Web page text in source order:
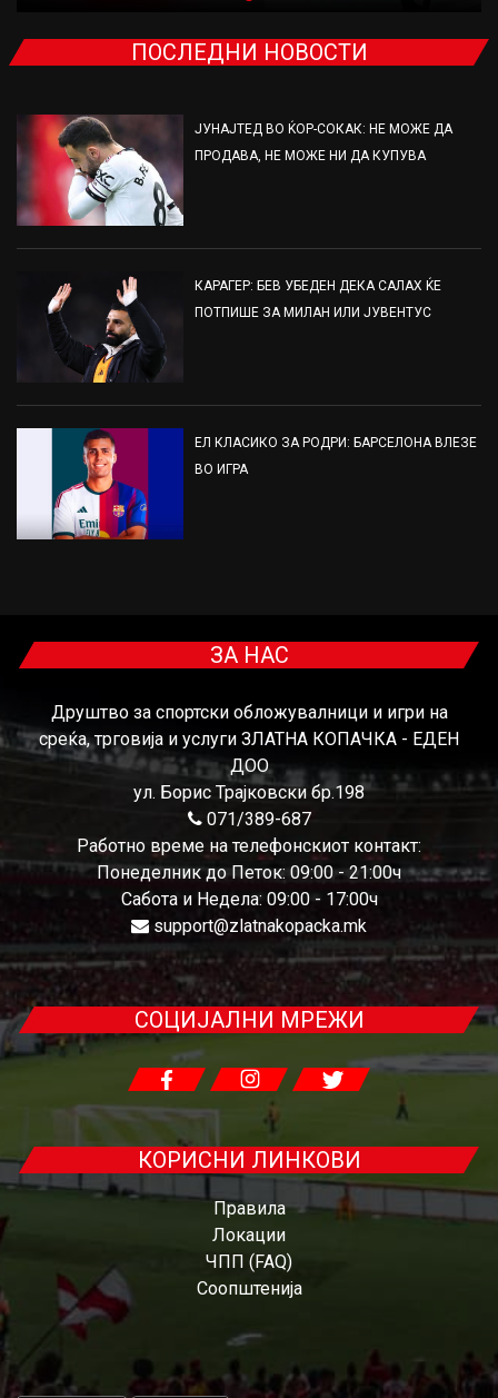
ПОСЛЕДНИ НОВОСТИ
ЈУНАЈТЕД ВО ЌОР-СОКАК: НЕ МОЖЕ ДА
ПРОДАВА, НЕ МОЖЕ НИ ДА КУПУВА
КАРАГЕР: БЕВ УБЕДЕН ДЕКА САЛАХ ЌЕ
ПОТПИШЕ ЗА МИЛАН ИЛИ ЈУВЕНТУС
ЕЛ КЛАСИКО ЗА РОДРИ: БАРСЕЛОНА ВЛЕЗЕ
ВО ИГРА
ЗА НАС
Друштво за спортски обложувалници и игри на
среќа, трговија и услуги ЗЛАТНА КОПАЧКА - ЕДЕН
ДОО
ул. Борис Трајковски бр.198
071/389-687
Работно време на телефонскиот контакт:
Понеделник до Петок: 09:00 - 21:00ч
Сабота и Недела: 09:00 - 17:00ч
support@zlatnakopacka.mk
СОЦИЈАЛНИ МРЕЖИ
КОРИСНИ ЛИНКОВИ
Правила
Локации
ЧПП (FAQ)
Соопштенија